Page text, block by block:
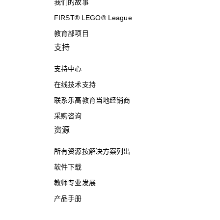
我们的故事
FIRST® LEGO® League
教育部项目
支持
支持中心
在线技术支持
联系乐高教育当地经销商
采购咨询
资源
所有资源按解决方案列出
软件下载
教师专业发展
产品手册